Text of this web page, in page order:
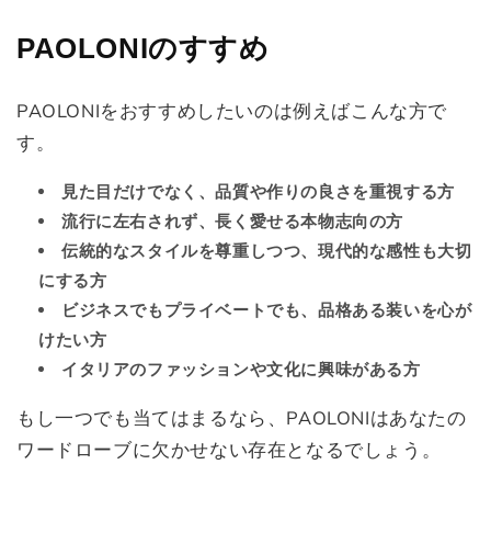
PAOLONIのすすめ
PAOLONIをおすすめしたいのは例えばこんな方で
す。
見た目だけでなく、品質や作りの良さを重視する方
流行に左右されず、長く愛せる本物志向の方
伝統的なスタイルを尊重しつつ、現代的な感性も大切
にする方
ビジネスでもプライベートでも、品格ある装いを心が
けたい方
イタリアのファッションや文化に興味がある方
もし一つでも当てはまるなら、PAOLONIはあなたの
ワードローブに欠かせない存在となるでしょう。